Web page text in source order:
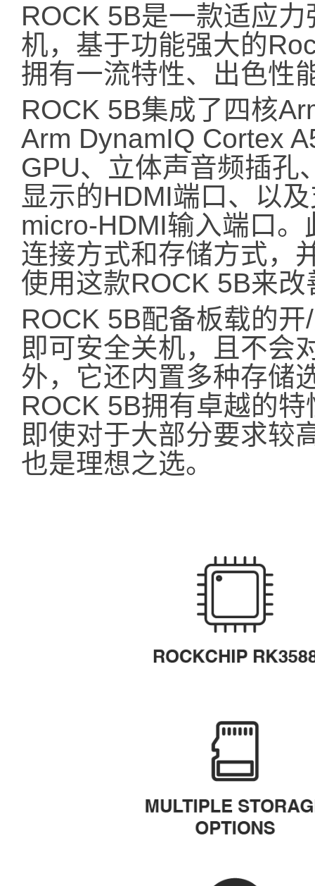
ROCK 5B是一款适应
机，基于功能强大的
拥有一流特性、出色性
ROCK 5B集成了四核
Arm DynamIQ Cortex
GPU、立体声音频插孔
显示的HDMI端口、以
micro-HDMI输入端口
连接方式和存储方式，
使用这款ROCK 5B来
ROCK 5B配备板载的
即可安全关机，且不会
外，它还内置多种存储
ROCK 5B拥有卓越的
即使对于大部分要求较
也是理想之选。